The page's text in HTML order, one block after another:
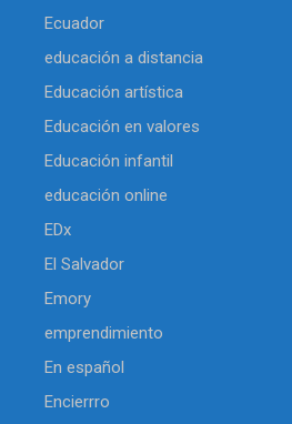
Ecuador
educación a distancia
Educación artística
Educación en valores
Educación infantil
educación online
EDx
El Salvador
Emory
emprendimiento
En español
Encierrro